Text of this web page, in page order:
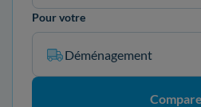
Pour votre
Déménagement